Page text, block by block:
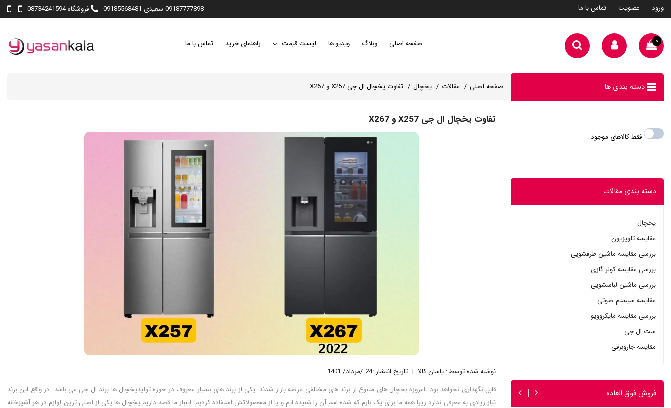
ورود عضویت تماس با ما 09187777898 سعیدی 09185568481 فروشگاه 08734241594
۰ صفحه اصلی وبلاگ ویدیو ها لیست قیمت راهنمای خرید تماس با ما
صفحه اصلی مقالات یخچال تفاوت یخچال ال جی X257 و X267
تفاوت یخچال ال جی X257 و X267
نوشته شده توسط : یاسان کالا
تاریخ انتشار :24 /مرداد/ 1401
قابل نگهداری نخواهد بود. امروزه بخچال های متنوع از برند های مختلفی عرضه بازار شدند. یکی از برند های بسیار معروف در حوزه تولیدیخچال ها برند ال جی می باشد. در واقع این برند
نیاز زیادی به معرفی ندارد زیرا همه ما برای یک بارم که شده اسم آن را شنیده ایم و یا از محصولاتش استفاده کردیم. اینبار ما قصد داریم یخچال ها یکی از اصلی ترین لوازم در هر آشپزخانه
دسته بندی ها
فقط کالاهای موجود
دسته بندی مقالات
یخچال
مقایسه تلویزیون
بررسی مقایسه ماشین ظرفشویی
بررسی مقایسه کولر گازی
بررسی ماشین لباسشویی
مقایسه سیستم صوتی
بررسی مقایسه مایکروویو
ست ال جی
مقایسه جاروبرقی
فروش فوق العاده